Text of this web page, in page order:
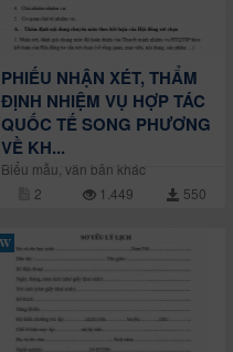
PHIẾU NHẬN XÉT, THẨM
ĐỊNH NHIỆM VỤ HỢP TÁC
QUỐC TẾ SONG PHƯƠNG
VỀ KH...
Biểu mẫu, văn bản khác
2
1.449 550